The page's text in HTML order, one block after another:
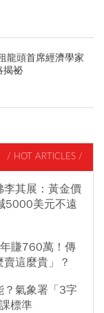
龍頭首席經濟學家
揭祕
/ HOT ARTICLES /
李其展：黃金價
5000美元不遠
賺760萬！傳
這麼貴」？
？氣象署「3字
標準